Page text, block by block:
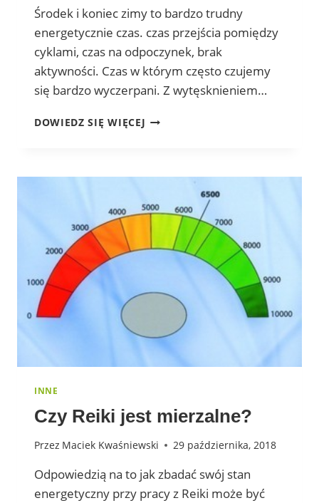
Środek i koniec zimy to bardzo trudny
energetycznie czas. czas przejścia pomiędzy
cyklami, czas na odpoczynek, brak
aktywności. Czas w którym często czujemy
się bardzo wyczerpani. Z wytęsknieniem…
DOWIEDZ SIĘ WIĘCEJ PRZEDNÓWEK
PRZEJŚCIA
CYKLAMI
INNE
Czy Reiki jest mierzalne?
Przez Maciek Kwaśniewski 29 października, 2018
Odpowiedzią na to jak zbadać swój stan
energetyczny przy pracy z Reiki może być